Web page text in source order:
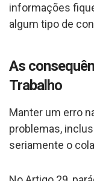
informações
algum tipo de
As
Trabalho
Manter um erro
problemas,
seriamente o